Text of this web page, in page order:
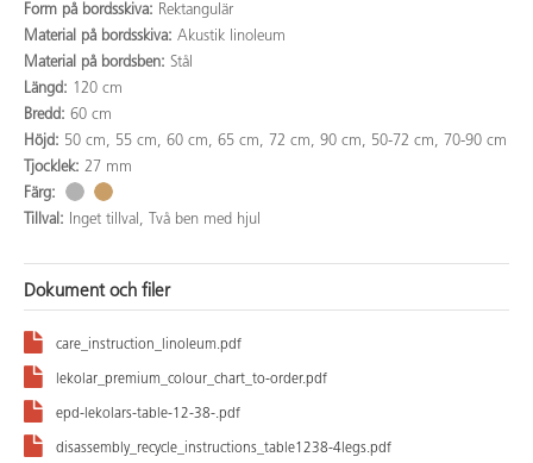
Form på bordsskiva: Rektangulär
Material på bordsskiva: Akustik linoleum
Material på bordsben: Stål
Längd: 120 cm
Bredd: 60 cm
Höjd: 50 cm, 55 cm, 60 cm, 65 cm, 72 cm, 90 cm, 50-72 cm, 70-90 cm
Tjocklek: 27 mm
Färg:
Tillval:
Inget tillval, Två ben med hjul
Dokument och filer
care_instruction_linoleum.pdf
lekolar_premium_colour_chart_to-order.pdf
epd-lekolars-table-12-38-.pdf
disassembly_recycle_instructions_table1238-4legs.pdf